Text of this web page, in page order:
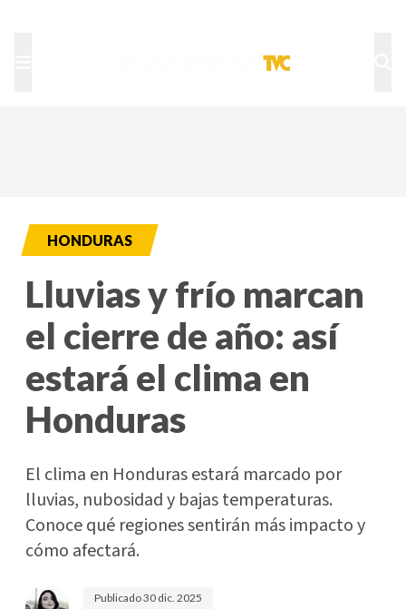
HONDURAS
Lluvias y frío marcan
el cierre de año: así
estará el clima en
Honduras
El clima en Honduras estará marcado por
lluvias, nubosidad y bajas temperaturas.
Conoce qué regiones sentirán más impacto y
cómo afectará.
Publicado30 dic. 2025